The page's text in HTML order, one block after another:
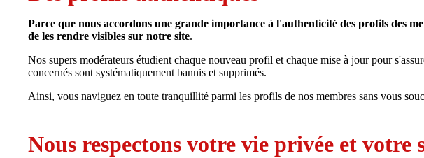
Parce que nous accordons une grande importance à l'authenticité des profils des
de les rendre visibles sur notre site.
Nos supers modérateurs étudient chaque nouveau profil et chaque mise à jour pour
concernés sont systématiquement bannis et supprimés.
Ainsi, vous naviguez en toute tranquillité parmi les profils de nos membres sans vous
Nous respectons votre vie privée et votre